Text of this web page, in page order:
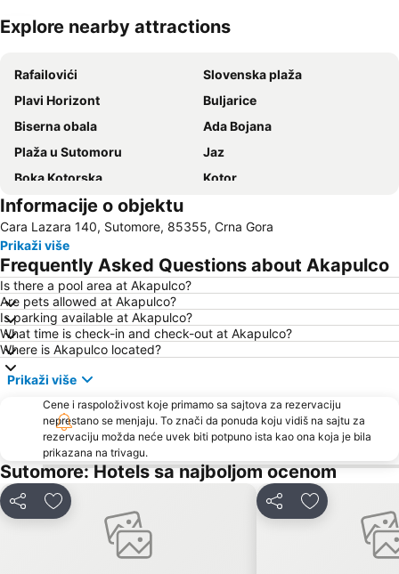
Explore nearby attractions
Rafailovići
Slovenska plaža
Plavi Horizont
Buljarice
Biserna obala
Ada Bojana
Plaža u Sutomoru
Jaz
Boka Kotorska
Kotor
Ženska plaža
Seljanovo
Lučice
Kraljičina plaža
Stari grad Budva
Pržno
Utjeha
Porto Montenegro
Žanjice
Buljarica
Gradska plaža
Ostrvo cveća
Tivat
Crvena plaža
Miami Beach
Uvala Valdanos
Kamenovo
Kopakabana
Kraljičina plaža
Veliki Pijesak
Petrovacka Obala
Plaža Miločer
Drobni pijesak
Lepetane
Informacije o objektu
Cara Lazara 140, Sutomore, 85355, Crna Gora
Prikaži više
Frequently Asked Questions about Akapulco
Is there a pool area at Akapulco?
Are pets allowed at Akapulco?
Is parking available at Akapulco?
What time is check-in and check-out at Akapulco?
Where is Akapulco located?
Prikaži više
Cene i raspoloživost koje primamo sa sajtova za rezervaciju
neprestano se menjaju. To znači da ponuda koju vidiš na sajtu za
rezervaciju možda neće uvek biti potpuno ista kao ona koja je bila
prikazana na trivagu.
Sutomore: Hotels sa najboljom ocenom
Deli Dodati u favorite Deli Dodati u